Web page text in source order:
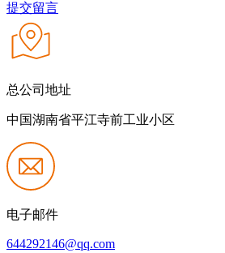
提交留言
总公司地址
中国湖南省平江寺前工业小区
电子邮件
644292146@qq.com